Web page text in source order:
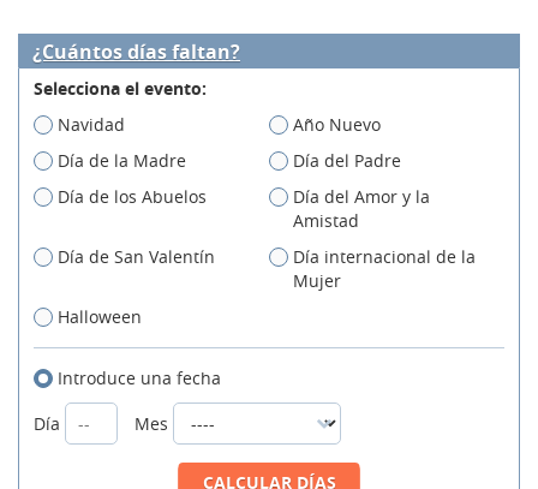
¿Cuántos días faltan?
Selecciona el evento:
Navidad
Año Nuevo
Día de la Madre
Día del Padre
Día de los Abuelos
Día del Amor y la
Amistad
Día de San Valentín
Día internacional de la
Mujer
Halloween
Introduce una fecha
Día
Mes